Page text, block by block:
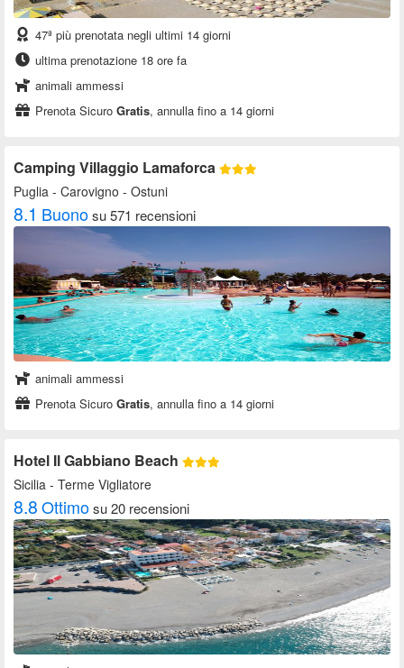
47ª più prenotata negli ultimi 14 giorni
ultima prenotazione 18 ore fa
animali ammessi
Prenota Sicuro Gratis, annulla fino a 14 giorni
Camping Villaggio Lamaforca
Puglia - Carovigno - Ostuni
8.1 Buonosu 571 recensioni
animali ammessi
Prenota Sicuro Gratis, annulla fino a 14 giorni
Hotel Il Gabbiano Beach
Sicilia - Terme Vigliatore
8.8Ottimosu 20 recensioni